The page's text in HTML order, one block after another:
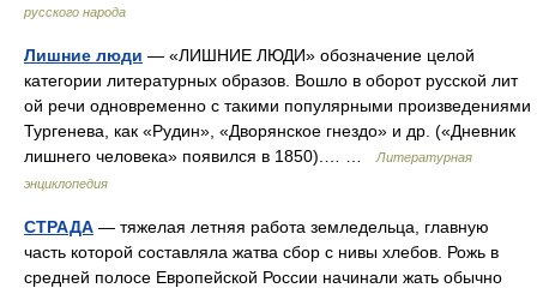
русского народа
Лишние люди — «ЛИШНИЕ ЛЮДИ» обозначение целой
категории литературных образов. Вошло в оборот русской лит
ой речи одновременно с такими популярными произведениями
Тургенева, как «Рудин», «Дворянское гнездо» и др. («Дневник
лишнего человека» появился в 1850).… …
Литературная
энциклопедия
СТРАДА — тяжелая летняя работа земледельца, главную
часть которой составляла жатва сбор с нивы хлебов. Рожь в
средней полосе Европейской России начинали жать обычно